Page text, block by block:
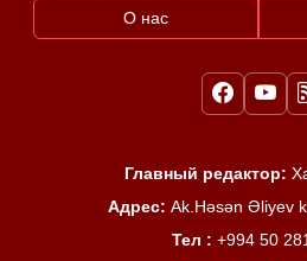
О нас
Главный редактор:
Адрес: Ak.Həsən Əliyev
Тел : +994 50